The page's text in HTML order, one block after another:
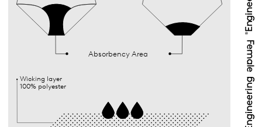
Absorbency Area
Wicking layer
100% polyester